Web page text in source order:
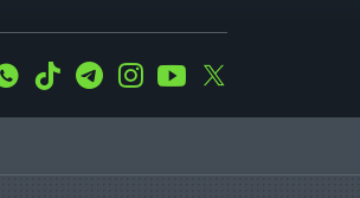
WhatsApp
Tiktok TelegramInstagramYoutube